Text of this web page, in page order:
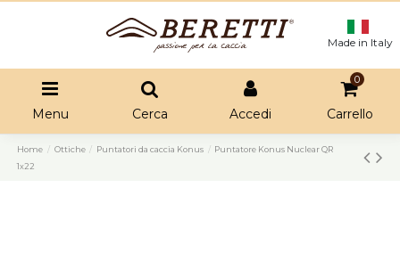
Made in Italy
Menu Cerca Accedi
0
Carrello
Home Ottiche Puntatori da caccia Konus
Puntatore Konus Nuclear QR
1x22